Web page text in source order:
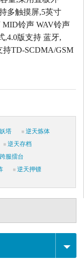
多触摸屏,5英寸
MID铃声 WAV铃声
,4.0版支持 蓝牙,
持TD-SCDMA/GSM
塔
逆天炼体
逆天存档
服擂台
逆天押镖